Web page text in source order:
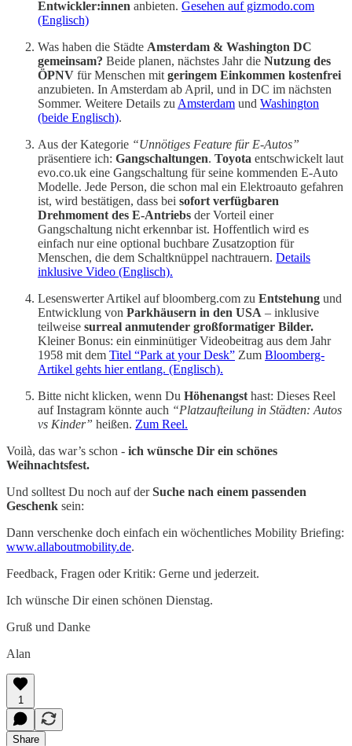
Entwickler:innen anbieten. Gesehen auf gizmodo.com
(Englisch)
Was haben die Städte Amsterdam & Washington DC
gemeinsam? Beide planen, nächstes Jahr die Nutzung des
ÖPNV für Menschen mit geringem Einkommen kostenfrei
anzubieten. In Amsterdam ab April, und in DC im nächsten
Sommer. Weitere Details zu Amsterdam und Washington
(beide Englisch).
Aus der Kategorie “Unnötiges Feature für E-Autos”
präsentiere ich: Gangschaltungen. Toyota entschwickelt laut
evo.co.uk eine Gangschaltung für seine kommenden E-Auto
Modelle. Jede Person, die schon mal ein Elektroauto gefahren
ist, wird bestätigen, dass bei sofort verfügbaren
Drehmoment des E-Antriebs der Vorteil einer
Gangschaltung nicht erkennbar ist. Hoffentlich wird es
einfach nur eine optional buchbare Zusatzoption für
Menschen, die dem Schaltknüppel nachtrauern. Details
inklusive Video (Englisch).
Lesenswerter Artikel auf bloomberg.com zu Entstehung und
Entwicklung von Parkhäusern in den USA – inklusive
teilweise surreal anmutender großformatiger Bilder.
Kleiner Bonus: ein einminütiger Videobeitrag aus dem Jahr
1958 mit dem Titel “Park at your Desk” Zum Bloomberg-
Artikel gehts hier entlang. (Englisch).
Bitte nicht klicken, wenn Du Höhenangst hast: Dieses Reel
auf Instagram könnte auch “Platzaufteilung in Städten: Autos
vs Kinder” heißen. Zum Reel.
Voilà, das war’s schon - ich wünsche Dir ein schönes
Weihnachtsfest.
Und solltest Du noch auf derSuche nach einem passenden
Geschenk sein:
Dann verschenke doch einfach ein wöchentliches Mobility Briefing:
www.allaboutmobility.de.
Feedback, Fragen oder Kritik: Gerne und jederzeit.
Ich wünsche Dir einen schönen Dienstag.
Gruß und Danke
Alan
1
Share